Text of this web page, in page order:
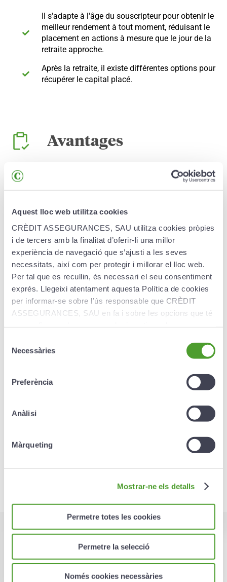
Aquest lloc web utilitza cookies
CRÈDIT ASSEGURANCES, SAU utilitza cookies pròpies
i de tercers amb la finalitat d’oferir-li una millor
experiència de navegació que s’ajusti a les seves
necessitats, així com per protegir i millorar el lloc web.
Per tal que es recullin, és necessari el seu consentiment
exprés. Llegeixi atentament aquesta Política de cookies
per informar-se sobre l’ús responsable que CRÈDIT
ASSEGURANCES, SAU en fa i sobre les opcions que té
Necessàries
Preferència
Anàlisi
Màrqueting
Mostrar-ne els detalls
Permetre totes les cookies
Permetre la selecció
Només cookies necessàries
Il s'adapte à l'âge du souscripteur pour obtenir le
meilleur rendement à tout moment, réduisant le
placement en actions à mesure que le jour de la
retraite approche.
Après la retraite, il existe différentes options pour
récupérer le capital placé.
Avantages
L'épargne augmente à travers des versements
périodiques au choix (mensuels, trimestriels,
montant minimal de 100 euros).
Grande flexibilité pour ajuster, modifier ou
suspendre les versements périodiques.
Les versements sont déductibles d'impôt jusqu'à
la limite maximale établie par la loi.
retiré avant son échéance, sauf dans les cas suivants :
grave (arrêt de travail de plus de 12 mois).
fiscale hors du pays.
Échéances